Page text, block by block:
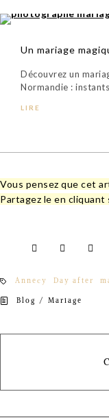
Un mariage
Découvrez un
Normandie :
LIRE
Vous pensez que cet
Partagez le en
Annecy Day after
Blog / Mariage